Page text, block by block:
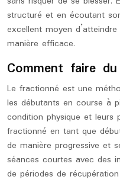
structuré et en écoutant
excellent moyen
manière efficace.
Comment faire
Le fractionné est une
les débutants en course à
condition physique et leurs
fractionné en tant que
de manière progressive et
séances courtes avec des
de périodes de